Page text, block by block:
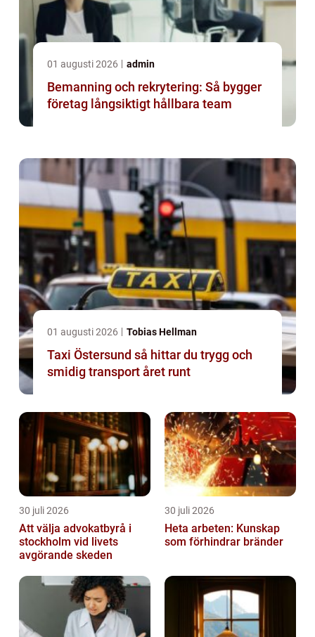
01 augusti 2026 admin
Bemanning och rekrytering: Så bygger
företag långsiktigt hållbara team
01 augusti 2026 Tobias Hellman
Taxi Östersund så hittar du trygg och
smidig transport året runt
30 juli 2026
Att välja advokatbyrå i
stockholm vid livets
avgörande skeden
30 juli 2026
Heta arbeten: Kunskap
som förhindrar bränder